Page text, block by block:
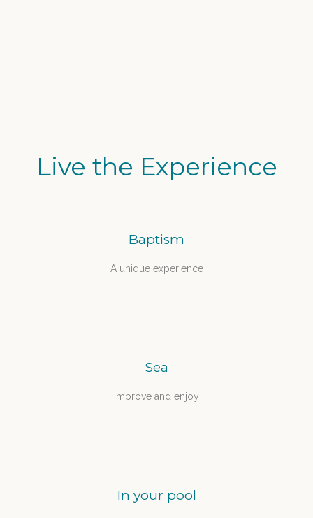
Live the Experience
Baptism
A unique experience
Sea
Improve and enjoy
In your pool